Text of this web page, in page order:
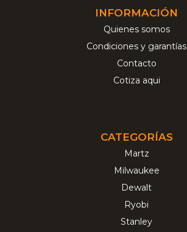
INFORMACIÓN
Quienes somos
Condiciones y garantías
Contacto
Cotiza aqui
CATEGORÍAS
Martz
Milwaukee
Dewalt
Ryobi
Stanley